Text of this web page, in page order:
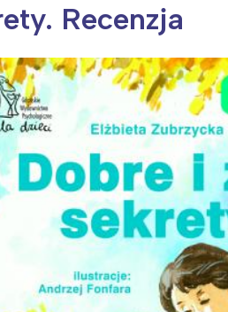
Kwitnąca wiśnia i jej płatki
Recenzja